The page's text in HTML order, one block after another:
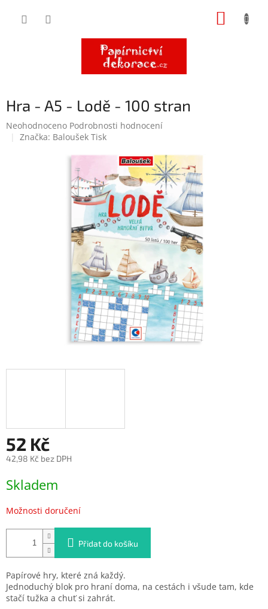
Hra - A5 - Lodě - 100 stran
Průměrné
hodnocení
Neohodnoceno Podrobnosti hodnocení
Značka: Baloušek Tisk
52 Kč
42,98 Kč bez DPH
cena:
Skladem
Možnosti doručení
Přidat do košíku
Papírové hry, které zná každý.
Jednoduchý blok pro hraní doma, na cestách i všude tam, kde
stačí tužka a chuť si zahrát.